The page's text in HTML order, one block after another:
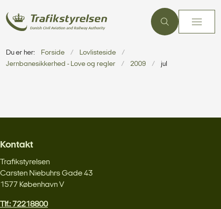
Du er her: Forside
Lovlisteside
Jernbanesikkerhed - Love og regler
2009 jul
Kontakt
Trafikstyrelsen
Carsten Niebuhrs Gade 43
1577 København V
Tlf.: 72218800